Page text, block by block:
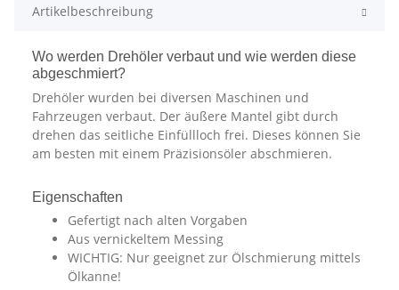
Artikelbeschreibung
Wo werden Drehöler verbaut und wie werden diese
abgeschmiert?
Drehöler wurden bei diversen Maschinen und
Fahrzeugen verbaut. Der äußere Mantel gibt durch
drehen das seitliche Einfüllloch frei. Dieses können Sie
am besten mit einem Präzisionsöler abschmieren.
Eigenschaften
Gefertigt nach alten Vorgaben
Aus vernickeltem Messing
WICHTIG: Nur geeignet zur Ölschmierung mittels
Ölkanne!